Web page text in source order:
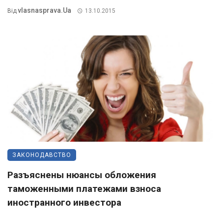
ВідVlasnasprava.ua 13.10.2015
ЗАКОНОДАВСТВО
Разъяснены нюансы обложения
таможенными платежами взноса
иностранного инвестора